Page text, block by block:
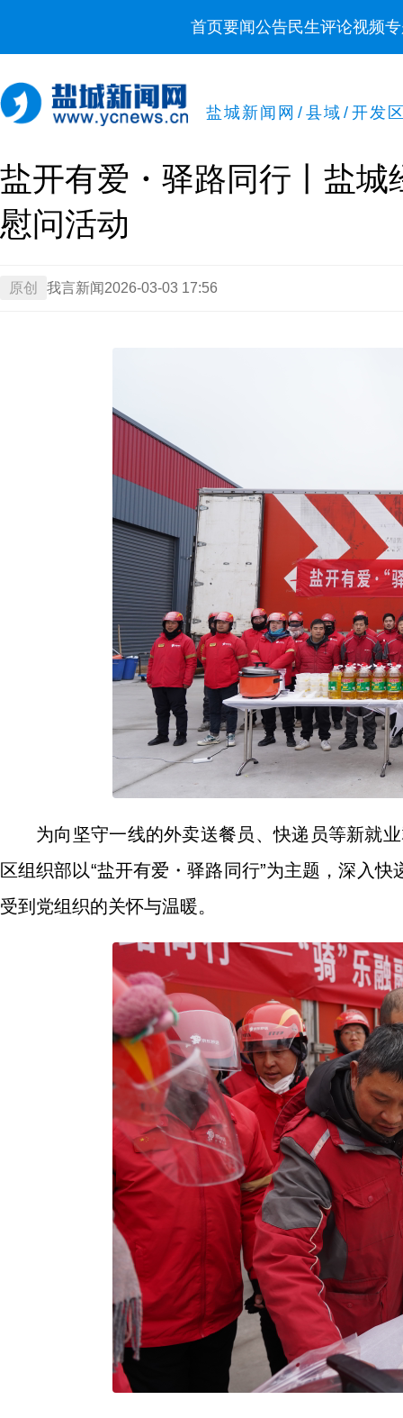
首页要闻公告民生评论视频
盐城新闻网 / 县域 / 开发
盐开有爱・驿路同行丨盐
慰问活动
原创 我言新闻 2026-03-03 17:56
为向坚守一线的外卖送餐员、快递员等新就
区组织部以“盐开有爱・驿路同行”为主题，深入
受到党组织的关怀与温暖。